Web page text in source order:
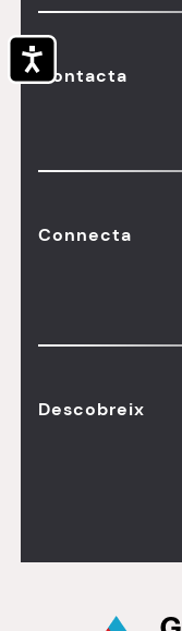
Contacta
Connecta
Descobreix